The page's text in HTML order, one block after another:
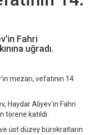
Fahri
uğradı.
mezarı, vefatının 14.
Haydar Aliyev'in Fahri
törene katıldı.
üst düzey bürokratların